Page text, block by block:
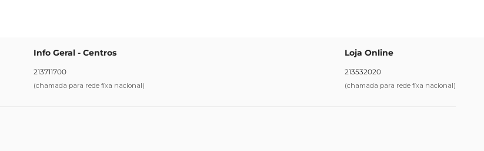
Info Geral - Centros
213711700
(chamada para rede fixa nacional)
Loja Online
213532020
(chamada para rede fixa nacional)